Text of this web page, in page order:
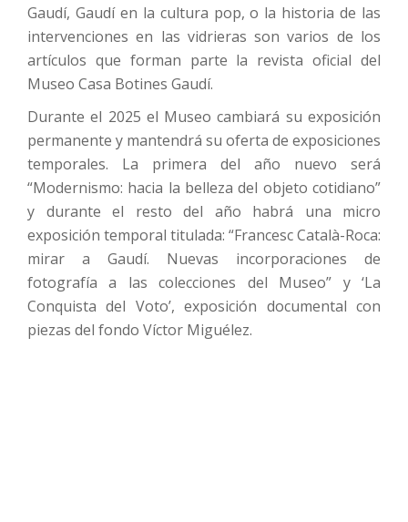
Gaudí, Gaudí en la cultura pop, o la historia de las
intervenciones en las vidrieras son varios de los
artículos que forman parte la revista oficial del
Museo Casa Botines Gaudí.
Durante el 2025 el Museo cambiará su exposición
permanente y mantendrá su oferta de exposiciones
temporales. La primera del año nuevo será
“Modernismo: hacia la belleza del objeto cotidiano”
y durante el resto del año habrá una micro
exposición temporal titulada: “Francesc Català-Roca:
mirar a Gaudí. Nuevas incorporaciones de
fotografía a las colecciones del Museo” y ‘La
Conquista del Voto’, exposición documental con
piezas del fondo Víctor Miguélez.